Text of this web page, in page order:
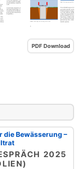
PDF Download
die Bewässerung –
2025